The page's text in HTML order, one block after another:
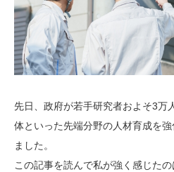
先日、政府が若手研究者およそ3万
体といった先端分野の人材育成を
ました。
この記事を読んで私が強く感じた